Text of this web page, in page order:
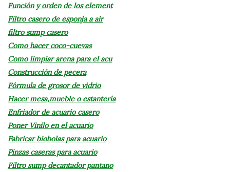
Función y orden de los element
Filtro casero de esponja a air
filtro sump casero
Como hacer coco-cuevas
Como limpiar arena para el acu
Construcción de pecera
Fórmula de grosor de vidrio
Hacer mesa,mueble o estantería
Enfriador de acuario casero
Poner Vinilo en el acuario
Fabricar biobolas para acuario
Pinzas caseras para acuario
Filtro sump decantador pantano